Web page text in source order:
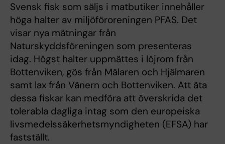
Svensk fisk som säljs i matbutiker innehåller
höga halter av miljöföroreningen PFAS. Det
visar nya mätningar från
Naturskyddsföreningen som presenteras
idag. Högst halter uppmättes i löjrom från
Bottenviken, gös från Mälaren och Hjälmaren
samt lax från Vänern och Bottenviken. Att äta
dessa fiskar kan medföra att överskrida det
tolerabla dagliga intag som den europeiska
livsmedelssäkerhetsmyndigheten (EFSA) har
fastställt.